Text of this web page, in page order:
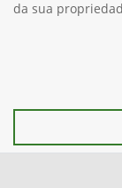
da sua